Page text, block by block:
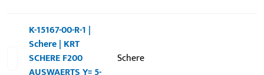
K-15167-00-R-1 |
Schere | KRT
SCHERE F200
Schere